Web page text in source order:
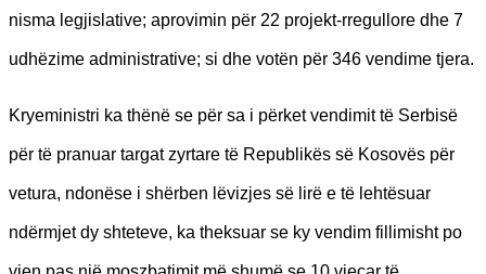
nisma legjislative; aprovimin për 22 projekt-rregullore dhe 7
udhëzime administrative; si dhe votën për 346 vendime tjera.
Kryeministri ka thënë se për sa i përket vendimit të Serbisë
për të pranuar targat zyrtare të Republikës së Kosovës për
vetura, ndonëse i shërben lëvizjes së lirë e të lehtësuar
ndërmjet dy shteteve, ka theksuar se ky vendim fillimisht po